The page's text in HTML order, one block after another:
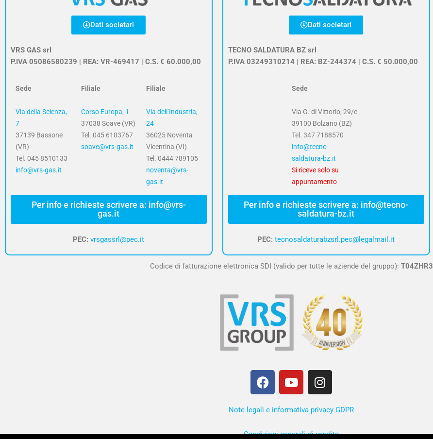
Dati societari
VRS GAS srl
P.IVA 05086580239 | REA: VR-469417 | C.S. € 60.000,00
Sede
Via della Scienza,
7
37139 Bassone
(VR)
Tel. 045 8510133
info@vrs-gas.it
Filiale
Corso Europa, 1
37038 Soave (VR)
Tel. 045 6103767
soave@vrs-gas.it
Filiale
Via dell’Industria,
24
36025 Noventa
Vicentina (VI)
Tel. 0444 789105
noventa@vrs-
gas.it
Per info e richieste scrivere a: info@vrs-
gas.it
PEC:vrsgassrl@pec.it
Dati societari
TECNO SALDATURA BZ srl
P.IVA 03249310214 | REA: BZ-244374 | C.S. € 50.000,00
Sede
Via G. di Vittorio, 29/c
39100 Bolzano (BZ)
Tel.347 7188570
info@tecno-
saldatura-bz.it
Si riceve solo su
appuntamento
Per info e richieste scrivere a: info@tecno-
saldatura-bz.it
PEC:tecnosaldaturabzsrl.pec@legalmail.it
Codice di fatturazione elettronica SDI (valido per tutte le aziende del gruppo): T04ZHR3
F
a
e
Y
o
t
I
n
t
Note legali e informativa privacy GDPR
Condizioni generali di vendita